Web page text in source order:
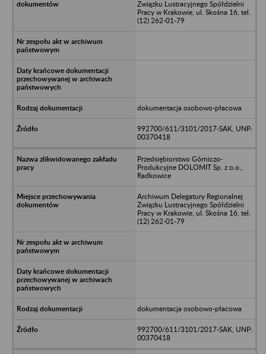
Związku Lustracyjnego Spółdzielni
Pracy w Krakowie, ul. Skośna 16, tel.
(12) 262-01-79
dokumentacja osobowo-płacowa
992700/611/3101/2017-SAK, UNP:
00370418
Przedsiębiorstwo Górniczo-
Produkcyjne DOLOMIT Sp. z o.o.,
Radkowice
Archiwum Delegatury Regionalnej
Związku Lustracyjnego Spółdzielni
Pracy w Krakowie, ul. Skośna 16, tel.
(12) 262-01-79
dokumentacja osobowo-płacowa
992700/611/3101/2017-SAK, UNP:
00370418